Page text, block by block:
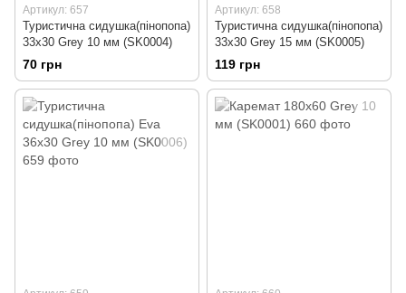
Артикул: 657
Туристична сидушка(пінопопа)
33х30 Grey 10 мм (SK0004)
70 грн
Артикул: 658
Туристична сидушка(пінопопа)
33х30 Grey 15 мм (SK0005)
119 грн